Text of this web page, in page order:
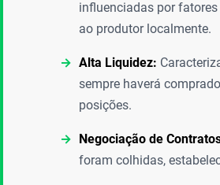
influenciadas por
ao produtor localmente.
Alta Liquidez:
sempre haverá
posições.
Negociação de
foram colhidas,